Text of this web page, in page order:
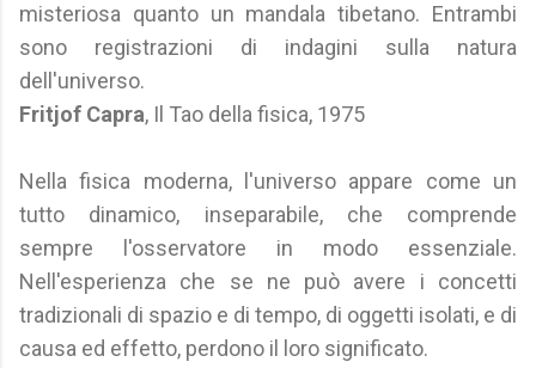
misteriosa quanto un mandala tibetano. Entrambi
sono registrazioni di indagini sulla natura
dell'universo.
Fritjof Capra, Il Tao della fisica, 1975
Nella fisica moderna, l'universo appare come un
tutto dinamico, inseparabile, che comprende
sempre l'osservatore in modo essenziale.
Nell'esperienza che se ne può avere i concetti
tradizionali di spazio e di tempo, di oggetti isolati, e di
causa ed effetto, perdono il loro significato.